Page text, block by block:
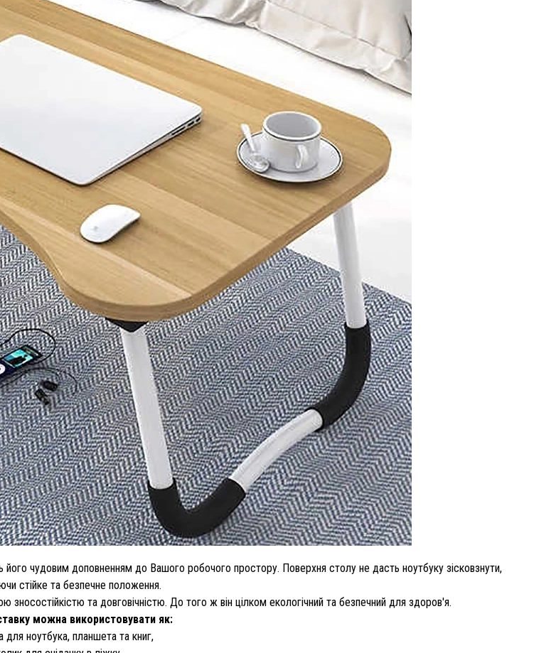
його чудовим доповненням до Вашого робочого простору. Поверхня столу не дасть ноутбуку зісковзнути,
стійке та безпечне положення.
зносостійкістю та довговічністю. До того ж він цілком екологічний та безпечний для здоров'я.
можна використовувати як:
для ноутбука, планшета та книг,